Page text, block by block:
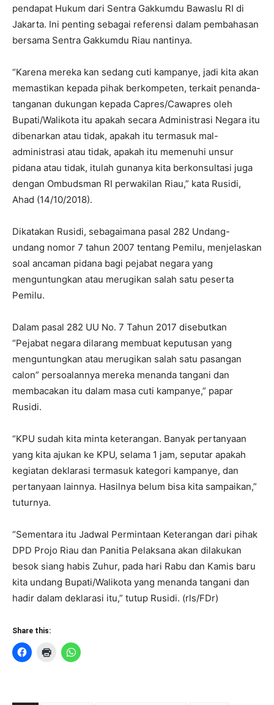
pendapat Hukum dari Sentra Gakkumdu Bawaslu RI di
Jakarta. Ini penting sebagai referensi dalam pembahasan
bersama Sentra Gakkumdu Riau nantinya.
“Karena mereka kan sedang cuti kampanye, jadi kita akan
memastikan kepada pihak berkompeten, terkait penanda-
tanganan dukungan kepada Capres/Cawapres oleh
Bupati/Walikota itu apakah secara Administrasi Negara itu
dibenarkan atau tidak, apakah itu termasuk mal-
administrasi atau tidak, apakah itu memenuhi unsur
pidana atau tidak, itulah gunanya kita berkonsultasi juga
dengan Ombudsman RI perwakilan Riau,” kata Rusidi,
Ahad (14/10/2018).
Dikatakan Rusidi, sebagaimana pasal 282 Undang-
undang nomor 7 tahun 2007 tentang Pemilu, menjelaskan
soal ancaman pidana bagi pejabat negara yang
menguntungkan atau merugikan salah satu peserta
Pemilu.
Dalam pasal 282 UU No. 7 Tahun 2017 disebutkan
“Pejabat negara dilarang membuat keputusan yang
menguntungkan atau merugikan salah satu pasangan
calon” persoalannya mereka menanda tangani dan
membacakan itu dalam masa cuti kampanye,” papar
Rusidi.
“KPU sudah kita minta keterangan. Banyak pertanyaan
yang kita ajukan ke KPU, selama 1 jam, seputar apakah
kegiatan deklarasi termasuk kategori kampanye, dan
pertanyaan lainnya. Hasilnya belum bisa kita sampaikan,”
tuturnya.
“Sementara itu Jadwal Permintaan Keterangan dari pihak
DPD Projo Riau dan Panitia Pelaksana akan dilakukan
besok siang habis Zuhur, pada hari Rabu dan Kamis baru
kita undang Bupati/Walikota yang menanda tangani dan
hadir dalam deklarasi itu,” tutup Rusidi. (rls/FDr)
Share this: